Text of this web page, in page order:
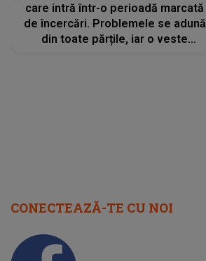
care intră într-o perioadă marcată
de încercări. Problemele se adună
din toate părțile, iar o veste
CONECTEAZĂ-TE CU NOI